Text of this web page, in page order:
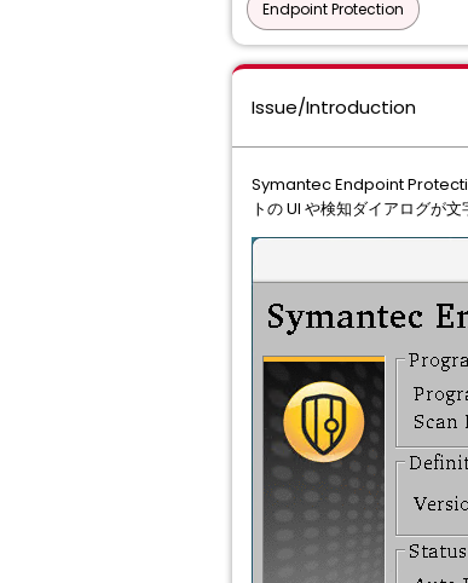
Endpoint Protection
Issue/Introduction
Symantec Endpoint
トの UI や検知ダイアログが文